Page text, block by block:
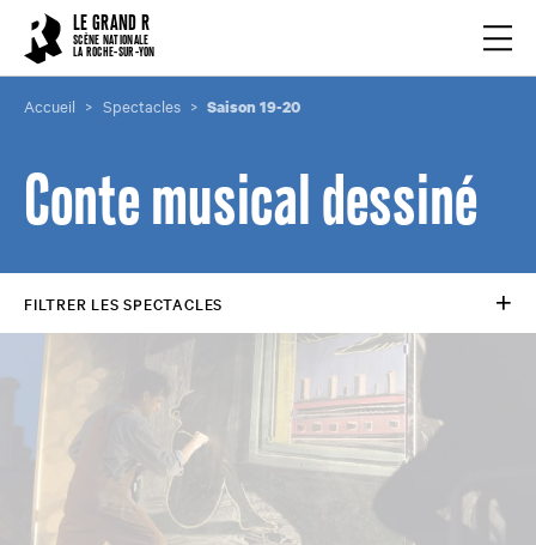
LE GRAND R
SCÈNE NATIONALE
LA ROCHE-SUR-YON
Accueil Spectacles Saison 19-20
Conte musical dessiné
FILTRER LES SPECTACLES
Cookies management panel